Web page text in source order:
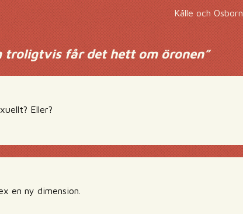
Kålle och
troligtvis får det hett om öronen”
Eller?
en ny dimension.